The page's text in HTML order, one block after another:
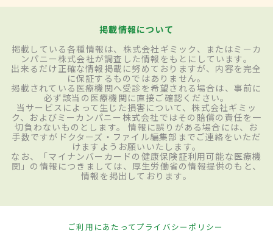
掲載情報について
掲載している各種情報は、株式会社ギミック、またはミーカ
ンパニー株式会社が調査した情報をもとにしています。
出来るだけ正確な情報掲載に努めておりますが、内容を完全
に保証するものではありません。
掲載されている医療機関へ受診を希望される場合は、事前に
必ず該当の医療機関に直接ご確認ください。
当サービスによって生じた損害について、株式会社ギミッ
ク、およびミーカンパニー株式会社ではその賠償の責任を一
切負わないものとします。 情報に誤りがある場合には、お
手数ですがドクターズ・ファイル編集部までご連絡をいただ
けますようお願いいたします。
なお、「マイナンバーカードの健康保険証利用可能な医療機
関」の情報につきましては、厚生労働省の情報提供のもと、
情報を掲出しております。
ご利用にあたってプライバシーポリシー